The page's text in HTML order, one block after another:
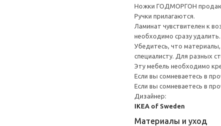
Ножки ГОДМОРГОН
Ручки прилагаются.
Ламинат чувствителен к
необходимо сразу
Убедитесь, что
специалисту. Для разных
Эту мебель необходимо
Если вы сомневаетесь в
Если вы сомневаетесь в
Дизайнер:
IKEA of Sweden
Материалы и уход